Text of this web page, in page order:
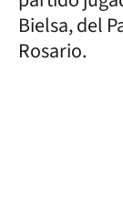
Bielsa, del
Rosario.